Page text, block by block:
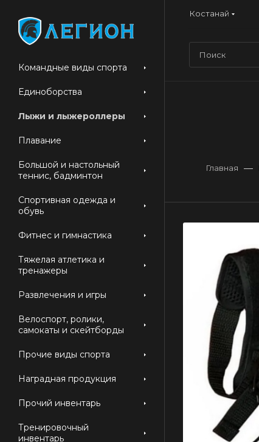
Костанай
Командные виды спорта
Единоборства
Лыжи и лыжероллеры
Плавание
Большой и настольный
теннис, бадминтон
Спортивная одежда и
обувь
Фитнес и гимнастика
Тяжелая атлетика и
тренажеры
Развлечения и игры
Велоспорт, ролики,
самокаты и скейтборды
Прочие виды спорта
Наградная продукция
Прочий инвентарь
Тренировочный
инвентарь
Главная —